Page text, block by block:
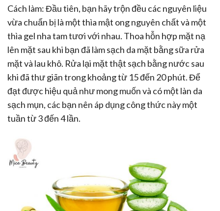
Cách làm: Đầu tiên, bạn hãy trộn đều các nguyên liệu
vừa chuẩn bị là một thìa mật ong nguyên chất và một
thìa gel nha tam tươi với nhau. Thoa hỗn hợp mặt nạ
lên mặt sau khi bạn đã làm sạch da mặt bằng sữa rửa
mặt và lau khô. Rửa lại mặt thật sạch bằng nước sau
khi đã thư giãn trong khoảng từ 15 đến 20 phút. Để
đạt được hiệu quả như mong muốn và có một làn da
sạch mụn, các bạn nên áp dụng công thức này một
tuần từ 3 đến 4 lần.